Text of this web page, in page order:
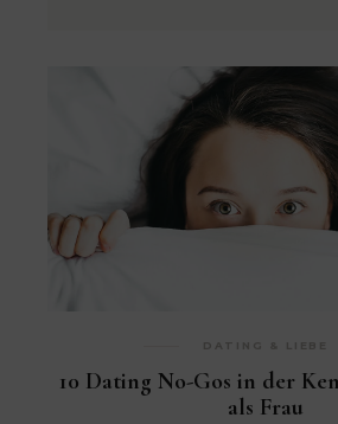
DATING & LIEBE
10 Dating No-Gos in der
als Frau